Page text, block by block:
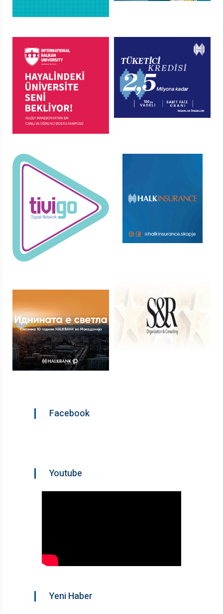
Facebook
Youtube
Yeni Haber